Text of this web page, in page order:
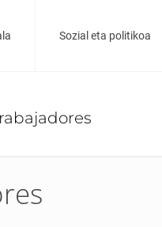
Sozial eta politikoa